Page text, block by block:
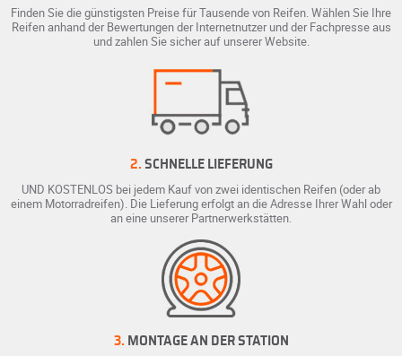
Finden Sie die günstigsten Preise für Tausende von Reifen. Wählen Sie Ihre
Reifen anhand der Bewertungen der Internetnutzer und der Fachpresse aus
und zahlen Sie sicher auf unserer Website.
2. SCHNELLE LIEFERUNG
UND KOSTENLOS bei jedem Kauf von zwei identischen Reifen (oder ab
einem Motorradreifen). Die Lieferung erfolgt an die Adresse Ihrer Wahl oder
an eine unserer Partnerwerkstätten.
3. MONTAGE AN DER STATION